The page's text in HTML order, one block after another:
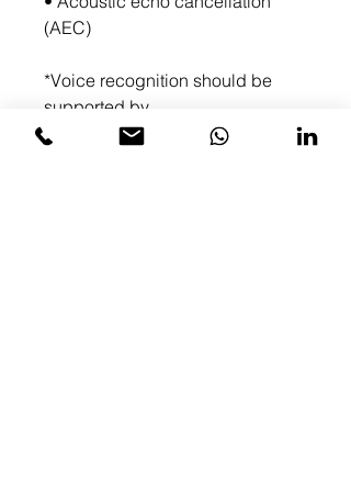
(AEC)
*Voice recognition should be
supported by
Microsoft Teams Rooms